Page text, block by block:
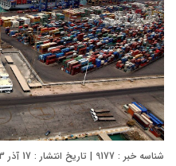
شناسه خبر : 9177 | تاریخ انتشار : 17 آذر 1403 - 22:23 | ارسال توسط :